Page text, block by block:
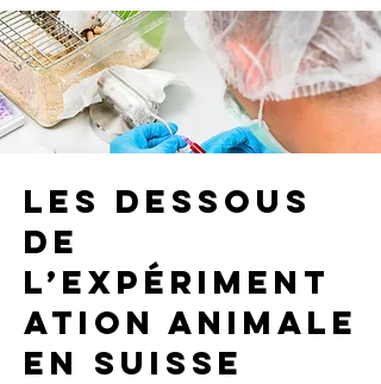
Les dessous
de
l’expériment
ation animale
en Suisse